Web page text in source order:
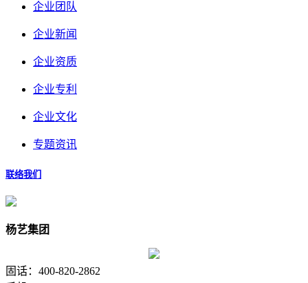
企业团队
企业新闻
企业资质
企业专利
企业文化
专题资讯
联络我们
杨艺集团
固话：400-820-2862